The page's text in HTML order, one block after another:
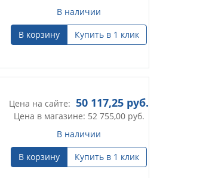
В наличии
В корзину
Купить в 1 клик
Цена на сайте: 50 117,25 руб.
Цена в магазине: 52 755,00руб.
В наличии
В корзину
Купить в 1 клик